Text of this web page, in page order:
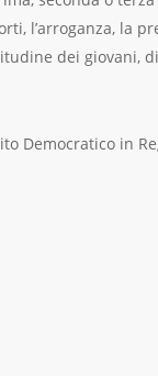
l’arroganza, la
dei
Democratico in